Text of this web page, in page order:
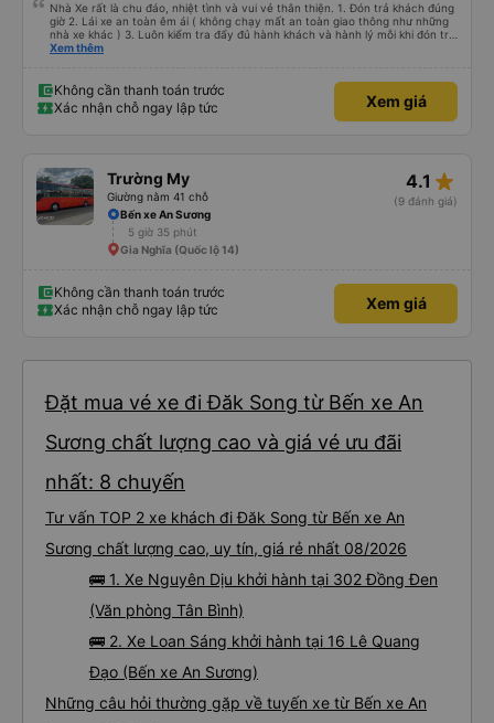
Nhà Xe rất là chu đáo, nhiệt tình và vui vẻ thân thiện. 1. Đón trả khách đúng
giờ 2. Lái xe an toàn êm ái ( không chạy mất an toàn giao thông như những
nhà xe khác ) 3. Luôn kiểm tra đẩy đủ hành khách và hành lý mỗi khi đón trả
khách. 4. Đặc biệt ngoài chăn gối và các tiện nghi khác, thì xe Hiếu Khanh
những chuyến đi tiếp theo. Chúc nhà xe tương lai càng phát triển và đội ngũ
công nhân viên của nhà xe luôn luôn vui vẻ giữ được sức khỏe !
Xem thêm
Không cần thanh toán trước
Xác nhận chỗ ngay lập tức
Xem giá
Trường My
Giường nằm 41 chỗ
4.1 star_rate
(9 đánh giá)
Bến xe An Sương
5 giờ 35 phút
Gia Nghĩa (Quốc lộ 14)
Không cần thanh toán trước
Xác nhận chỗ ngay lập tức
Xem giá
Đặt mua vé xe đi Đăk Song từ Bến xe An
Sương chất lượng cao và giá vé ưu đãi
nhất: 8 chuyến
Tư vấn TOP 2 xe khách đi Đăk Song từ Bến xe An
Sương chất lượng cao, uy tín, giá rẻ nhất 08/2026
🚌 1. Xe Nguyên Dịu khởi hành tại 302 Đồng Đen
(Văn phòng Tân Bình)
🚌 2. Xe Loan Sáng khởi hành tại 16 Lê Quang
Đạo (Bến xe An Sương)
Những câu hỏi thường gặp về tuyến xe từ Bến xe An